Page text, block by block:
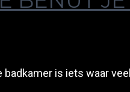
badkamer is iets waar